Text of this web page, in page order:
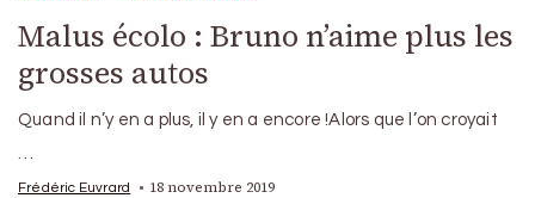
Malus écolo : Bruno n’aime plus les
grosses autos
Quand il n’y en a plus, il y en a encore !Alors que l’on croyait
Frédéric Euvrard 18 novembre 2019